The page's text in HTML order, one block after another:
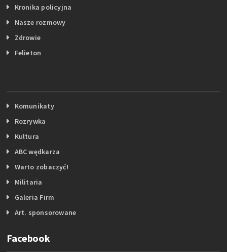
Kronika policyjna
Nasze rozmowy
Zdrowie
Felieton
Komunikaty
Rozrywka
Kultura
ABC wędkarza
Warto zobaczyć!
Militaria
Galeria Firm
Art. sponsorowane
Facebook